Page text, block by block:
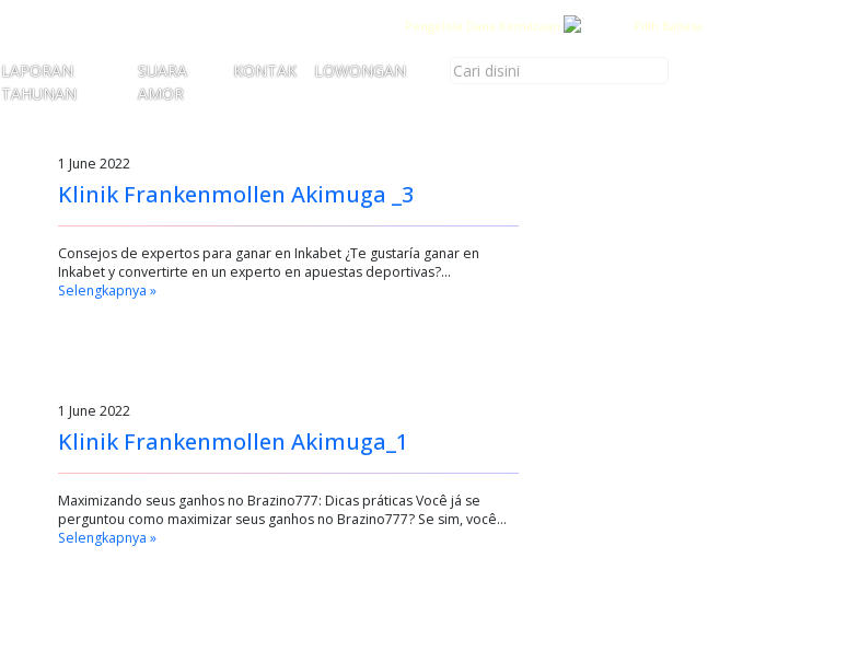
Pengelola Dana Kemitraan Pilih Bahasa :
LAPORAN
TAHUNAN
SUARA
AMOR
KONTAK LOWONGAN
1 June 2022
Klinik Frankenmollen Akimuga _3
Consejos de expertos para ganar en Inkabet ¿Te gustaría ganar en
Inkabet y convertirte en un experto en apuestas deportivas?…
Selengkapnya »
1 June 2022
Klinik Frankenmollen Akimuga_1
Maximizando seus ganhos no Brazino777: Dicas práticas Você já se
perguntou como maximizar seus ganhos no Brazino777? Se sim, você…
Selengkapnya »